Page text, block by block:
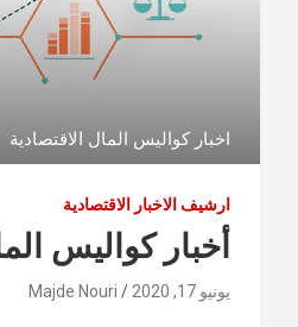
اخبار كواليس المال الاقتصادية
ارشيف الاخبار الاقتصادية
أخبار كواليس المال
يونيو 17, 2020 Majde Nouri